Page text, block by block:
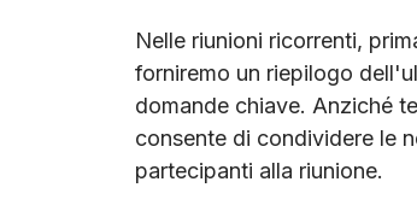
Nelle riunioni ricorrenti,
forniremo un riepilogo
domande chiave. Anziché
consente di condividere le
partecipanti alla riunione.